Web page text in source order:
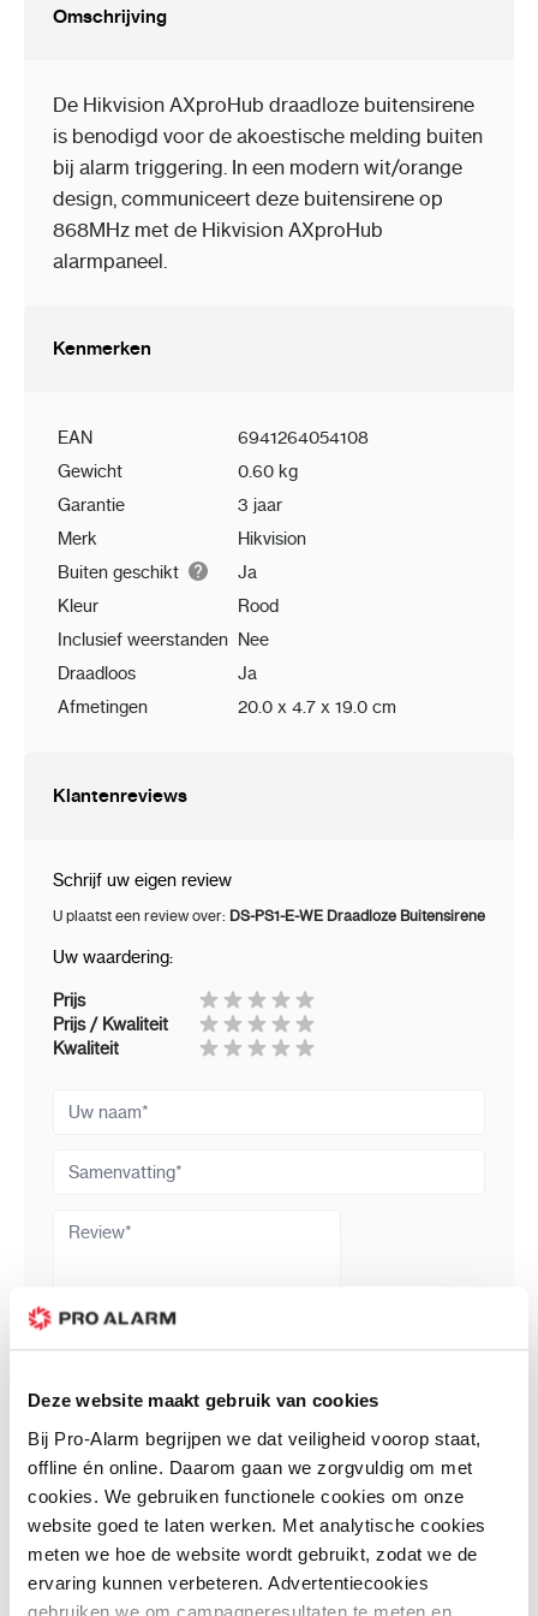
Deze website maakt gebruik van cookies
Bij Pro-Alarm begrijpen we dat veiligheid voorop staat,
offline én online. Daarom gaan we zorgvuldig om met
cookies. We gebruiken functionele cookies om onze
website goed te laten werken. Met analytische cookies
meten we hoe de website wordt gebruikt, zodat we de
ervaring kunnen verbeteren. Advertentiecookies
gebruiken we om campagneresultaten te meten en
Omschrijving
De Hikvision AXproHub draadloze buitensirene
is benodigd voor de akoestische melding buiten
bij alarm triggering. In een modern wit/orange
design, communiceert deze buitensirene op
868MHz met de Hikvision AXproHub
alarmpaneel.
Kenmerken
EAN
6941264054108
Gewicht
0.60 kg
Garantie
3 jaar
Merk
Hikvision
Buiten geschikt
Ja
Kleur
Rood
Inclusief weerstanden Nee
Draadloos
Ja
Afmetingen
20.0 x 4.7 x 19.0 cm
Klantenreviews
Schrijf uw eigen review
U plaatst een review over: DS-PS1-E-WE Draadloze Buitensirene
Uw waardering:
Prijs
Prijs / Kwaliteit
Kwaliteit
Uw naam
Samenvatting
Review
Bijbehorende producten